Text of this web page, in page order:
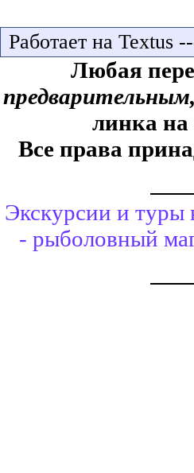
Работает на Textus
Любая
линка на
Все права
Экскурсии и туры
- рыболовный